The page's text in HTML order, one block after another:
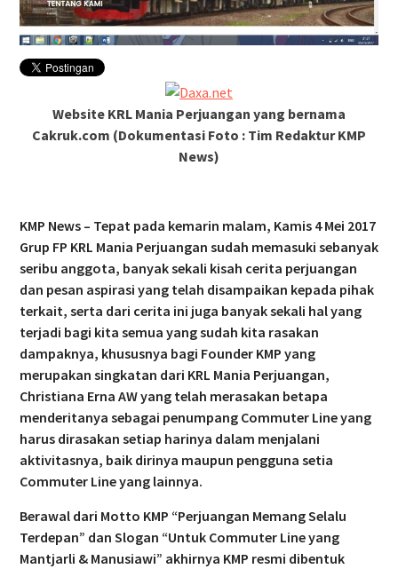
Website KRL Mania Perjuangan yang bernama
Cakruk.com (Dokumentasi Foto : Tim Redaktur KMP
News)
KMP News – Tepat pada kemarin malam, Kamis 4 Mei 2017
Grup FP KRL Mania Perjuangan sudah memasuki sebanyak
seribu anggota, banyak sekali kisah cerita perjuangan
dan pesan aspirasi yang telah disampaikan kepada pihak
terkait, serta dari cerita ini juga banyak sekali hal yang
terjadi bagi kita semua yang sudah kita rasakan
dampaknya, khususnya bagi Founder KMP yang
merupakan singkatan dari KRL Mania Perjuangan,
Christiana Erna AW yang telah merasakan betapa
menderitanya sebagai penumpang Commuter Line yang
harus dirasakan setiap harinya dalam menjalani
aktivitasnya, baik dirinya maupun pengguna setia
Commuter Line yang lainnya.
Berawal dari Motto KMP “Perjuangan Memang Selalu
Terdepan” dan Slogan “Untuk Commuter Line yang
Mantjarli & Manusiawi” akhirnya KMP resmi dibentuk